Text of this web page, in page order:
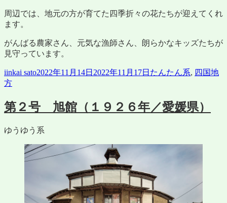
周辺では、地元の方が育てた四季折々の花たちが迎えてくれ
ます。
がんばる農家さん、元気な漁師さん、朗らかなキッズたちが
見守っています。
投
稿
iinkai sato投
2022年11月14日 2022年11月17日 カ
リ
ー
たんたん系, 四国地
方
第２号 旭館（１９２６年／愛媛県）
ゆうゆう系